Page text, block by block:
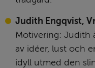
Judith Engqvist,
Motivering: Judith
av idéer, lust och
idyll utmed den